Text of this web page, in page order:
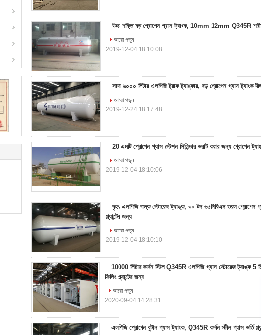
উচ্চ শক্তি বড় প্রোপেন গ্যাস ট্যাংক, 10mm 12mm Q345R
আরো পড়ুন
2019-12-04 18:10:08
সাদা ৬০০০ লিটার এলপিজি ট্রাক ট্যাঙ্কার, বড় প্রোপেন গ্যাস ট্যাংক
আরো পড়ুন
2019-12-24 18:17:48
20 এমটি প্রোপেন গ্যাস স্টেশন সিলিন্ডার ভরাট করার জন্য প্রোপেন
আরো পড়ুন
2019-12-04 18:10:06
বৃহৎ এলপিজি বাল্ক স্টোরেজ ট্যাঙ্ক, ৩০ টন ৬৫সিবিএম তরল প্রোপেন
প্ল্যান্টের জন্য
আরো পড়ুন
2019-12-04 18:10:10
10000 লিটার কার্বন স্টিল Q345R এলপিজি গ্যাস স্টোরেজ ট্যাঙ্ক 5
ফিলিং প্ল্যান্টের জন্য
আরো পড়ুন
2020-09-04 14:28:31
এলপিজি প্রোপেন বুটান গ্যাস ট্যাংক, Q345R কার্বন স্টীল গ্যাস ভর্তি